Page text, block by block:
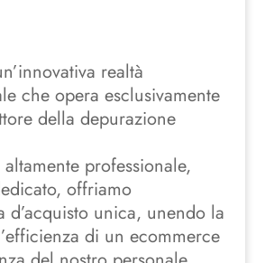
realtà
che opera esclusivamente
della depurazione
professionale,
offriamo
d’acquisto unica, unendo la
di un ecommerce